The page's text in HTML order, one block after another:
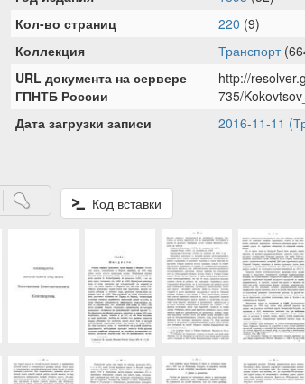
Кол-во страниц
220 (9)
Коллекция
Транспорт
URL документа на сервере
ГПНТБ России
http://
735/
Дата загрузки записи
2016-11-11
Код вставки